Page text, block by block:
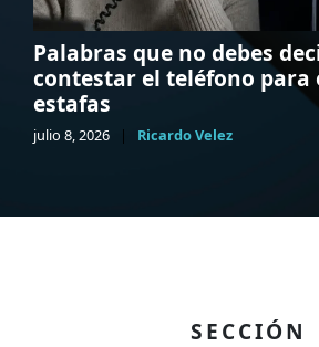
Palabras que no debes
contestar el teléfono para
estafas
julio 8, 2026 | Ricardo Velez
SECCIÓN